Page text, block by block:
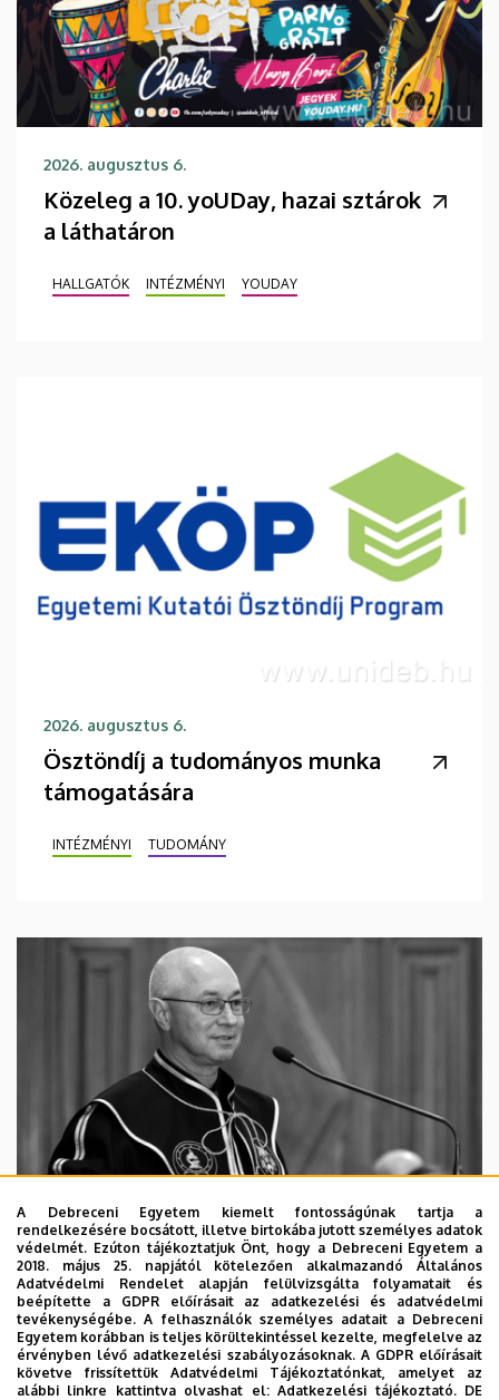
2026. augusztus 6.
Közeleg a 10. yoUDay, hazai sztárok
a láthatáron
HALLGATÓK INTÉZMÉNYI YOUDAY
2026. augusztus 6.
Ösztöndíj a tudományos munka
támogatására
INTÉZMÉNYI TUDOMÁNY
2026. augusztus 5.
Díszdoktorát gyászolja a Debreceni
Egyetem
A Debreceni Egyetem kiemelt fontosságúnak tartja a
rendelkezésére bocsátott, illetve birtokába jutott személyes adatok
védelmét. Ezúton tájékoztatjuk Önt, hogy a Debreceni Egyetem a
2018. május 25. napjától kötelezően alkalmazandó Általános
Adatvédelmi Rendelet alapján felülvizsgálta folyamatait és
beépítette a GDPR előírásait az adatkezelési és adatvédelmi
tevékenységébe. A felhasználók személyes adatait a Debreceni
Egyetem korábban is teljes körültekintéssel kezelte, megfelelve az
érvényben lévő adatkezelési szabályozásoknak. A GDPR előírásait
követve frissítettük Adatvédelmi Tájékoztatónkat, amelyet az
alábbi linkre kattintva olvashat el:Adatkezelési tájékoztató. DE